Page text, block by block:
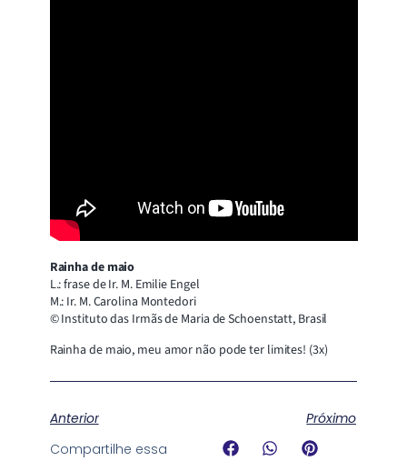
Rainha de maio
L.: frase de Ir. M. Emilie Engel
M.: Ir. M. Carolina Montedori
© Instituto das Irmãs de Maria de Schoenstatt, Brasil
Rainha de maio, meu amor não pode ter limites! (3x)
Anterior
Próximo
Compartilhe essa